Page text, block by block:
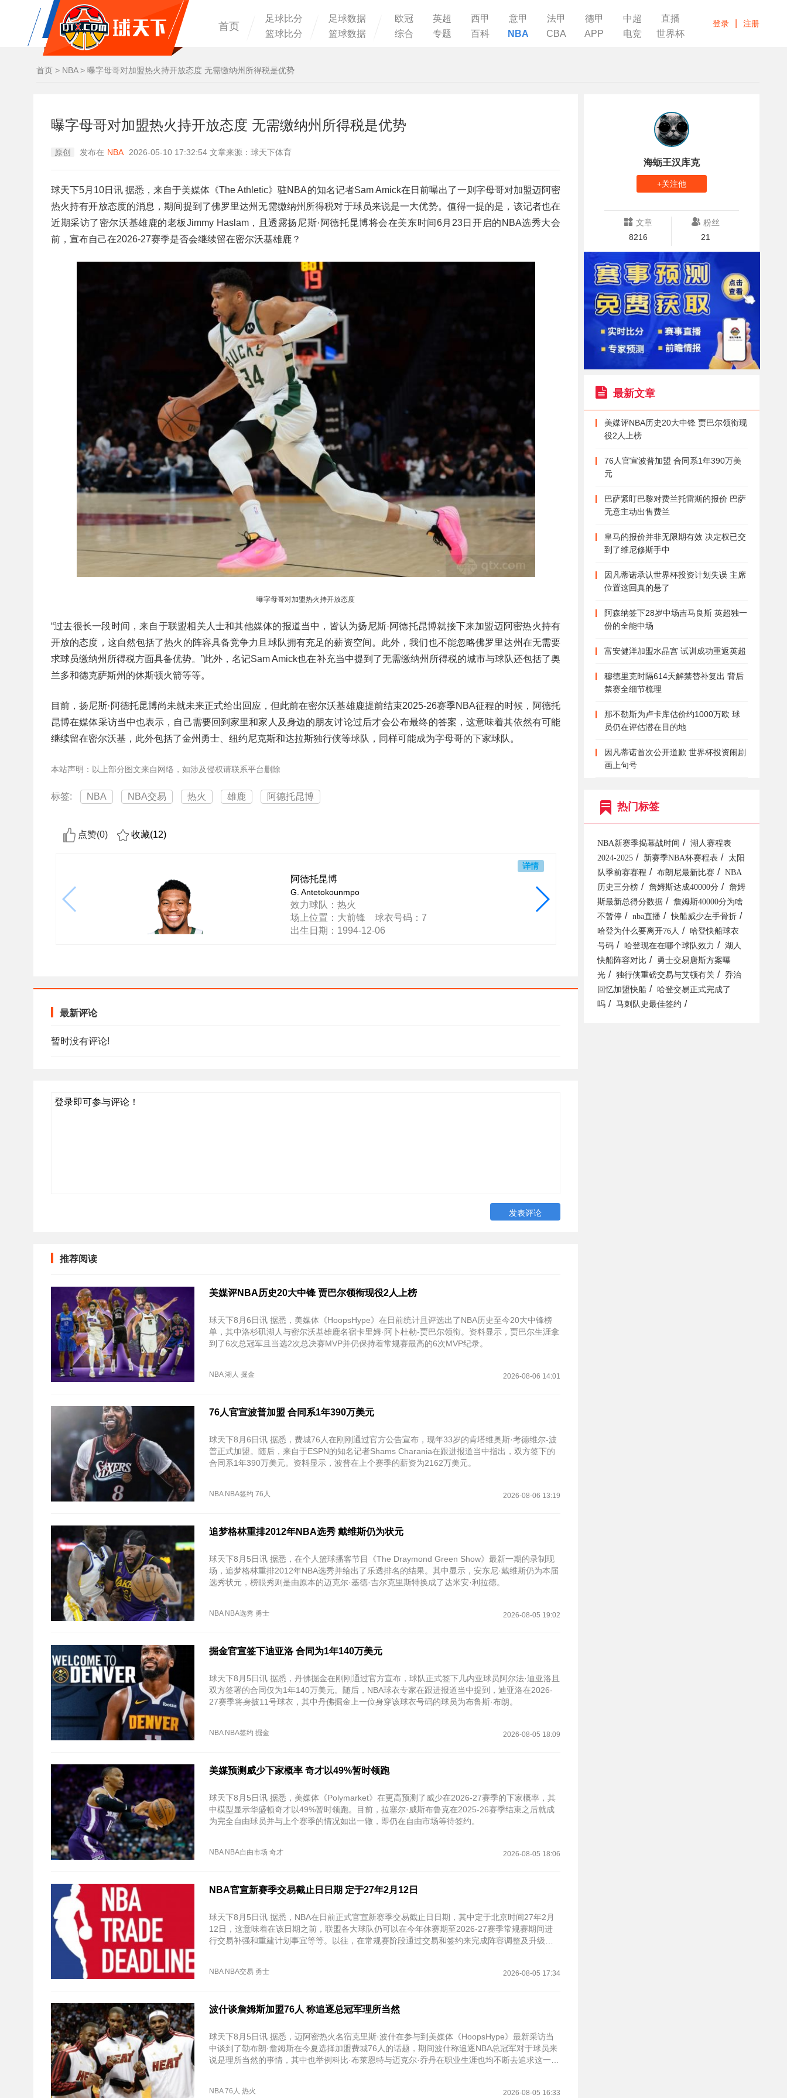
首页
足球比分
篮球比分
足球数据
篮球数据
欧冠 英超 西甲 意甲 法甲 德甲 中超
直播
综合
专题 百科 NBA CBA APP 电竞 世界杯
登录 注册
首页 > NBA> 曝字母哥对加盟热火持开放态度 无需缴纳州所得税是优势
曝字母哥对加盟热火持开放态度 无需缴纳州所得税是优势
原创 发布在 NBA 2026-05-10 17:32:54 文章来源：球天下体育
球天下5月10日讯 据悉，来自于美媒体《The Athletic》驻NBA的知名记者Sam Amick在日前曝出了一则字母哥对加盟迈阿密
热火持有开放态度的消息，期间提到了佛罗里达州无需缴纳州所得税对于球员来说是一大优势。值得一提的是，该记者也在
近期采访了密尔沃基雄鹿的老板Jimmy Haslam，且透露扬尼斯·阿德托昆博将会在美东时间6月23日开启的NBA选秀大会
前，宣布自己在2026-27赛季是否会继续留在密尔沃基雄鹿？
曝字母哥对加盟热火持开放态度
“过去很长一段时间，来自于联盟相关人士和其他媒体的报道当中，皆认为扬尼斯·阿德托昆博就接下来加盟迈阿密热火持有
开放的态度，这自然包括了热火的阵容具备竞争力且球队拥有充足的薪资空间。此外，我们也不能忽略佛罗里达州在无需要
求球员缴纳州所得税方面具备优势。”此外，名记Sam Amick也在补充当中提到了无需缴纳州所得税的城市与球队还包括了奥
兰多和德克萨斯州的休斯顿火箭等等。
目前，扬尼斯·阿德托昆博尚未就未来正式给出回应，但此前在密尔沃基雄鹿提前结束2025-26赛季NBA征程的时候，阿德托
昆博在媒体采访当中也表示，自己需要回到家里和家人及身边的朋友讨论过后才会公布最终的答案，这意味着其依然有可能
继续留在密尔沃基，此外包括了金州勇士、纽约尼克斯和达拉斯独行侠等球队，同样可能成为字母哥的下家球队。
本站声明：以上部分图文来自网络，如涉及侵权请联系平台删除
标签: NBA NBA交易 热火 雄鹿 阿德托昆博
点赞(0) 收藏(12)
详情
阿德托昆博
G. Antetokounmpo
效力球队：热火
场上位置：大前锋 球衣号码：7
出生日期：1994-12-06
最新评论
暂时没有评论!
登录即可参与评论！
推荐阅读
美媒评NBA历史20大中锋 贾巴尔领衔现役2人上榜
球天下8月6日讯 据悉，美媒体《HoopsHype》在日前统计且评选出了NBA历史至今20大中锋榜
单，其中洛杉矶湖人与密尔沃基雄鹿名宿卡里姆·阿卜杜勒-贾巴尔领衔。资料显示，贾巴尔生涯拿
到了6次总冠军且当选2次总决赛MVP并仍保持着常规赛最高的6次MVP纪录。
NBA 湖人 掘金 2026-08-06 14:01
76人官宣波普加盟 合同系1年390万美元
球天下8月6日讯 据悉，费城76人在刚刚通过官方公告宣布，现年33岁的肯塔维奥斯·考德维尔-波
普正式加盟。随后，来自于ESPN的知名记者Shams Charania在跟进报道当中指出，双方签下的
合同系1年390万美元。资料显示，波普在上个赛季的薪资为2162万美元。
NBA NBA签约 76人 2026-08-06 13:19
追梦格林重排2012年NBA选秀 戴维斯仍为状元
球天下8月5日讯 据悉，在个人篮球播客节目《The Draymond Green Show》最新一期的录制现
场，追梦格林重排2012年NBA选秀并给出了乐透排名的结果。其中显示，安东尼·戴维斯仍为本届
选秀状元，榜眼秀则是由原本的迈克尔·基德·吉尔克里斯特换成了达米安·利拉德。
NBA NBA选秀 勇士 2026-08-05 19:02
掘金官宣签下迪亚洛 合同为1年140万美元
球天下8月5日讯 据悉，丹佛掘金在刚刚通过官方宣布，球队正式签下几内亚球员阿尔法·迪亚洛且
双方签署的合同仅为1年140万美元。随后，NBA球衣专家在跟进报道当中提到，迪亚洛在2026-
27赛季将身披11号球衣，其中丹佛掘金上一位身穿该球衣号码的球员为布鲁斯·布朗。
NBA NBA签约 掘金 2026-08-05 18:09
美媒预测威少下家概率 奇才以49%暂时领跑
球天下8月5日讯 据悉，美媒体《Polymarket》在更高预测了威少在2026-27赛季的下家概率，其
中模型显示华盛顿奇才以49%暂时领跑。目前，拉塞尔·威斯布鲁克在2025-26赛季结束之后就成
为完全自由球员并与上个赛季的情况如出一辙，即仍在自由市场等待签约。
NBA NBA自由市场 奇才 2026-08-05 18:06
NBA官宣新赛季交易截止日日期 定于27年2月12日
球天下8月5日讯 据悉，NBA在日前正式官宣新赛季交易截止日日期，其中定于北京时间27年2月
12日，这意味着在该日期之前，联盟各大球队仍可以在今年休赛期至2026-27赛季常规赛期间进
行交易补强和重建计划事宜等等。以往，在常规赛阶段通过交易和签约来完成阵容调整及升级是
NBA NBA交易 勇士 2026-08-05 17:34
波什谈詹姆斯加盟76人 称追逐总冠军理所当然
球天下8月5日讯 据悉，迈阿密热火名宿克里斯·波什在参与到美媒体《HoopsHype》最新采访当
中谈到了勒布朗·詹姆斯在今夏选择加盟费城76人的话题，期间波什称追逐NBA总冠军对于球员来
说是理所当然的事情，其中也举例科比·布莱恩特与迈克尔·乔丹在职业生涯也均不断去追求这一荣
NBA 76人 热火 2026-08-05 16:33
海蛎王汉库克
+关注他
文章
8216
粉丝
21
最新文章
美媒评NBA历史20大中锋 贾巴尔领衔现
役2人上榜
76人官宣波普加盟 合同系1年390万美
元
巴萨紧盯巴黎对费兰托雷斯的报价 巴萨
无意主动出售费兰
皇马的报价并非无限期有效 决定权已交
到了维尼修斯手中
因凡蒂诺承认世界杯投资计划失误 主席
位置这回真的悬了
阿森纳签下28岁中场吉马良斯 英超独一
份的全能中场
富安健洋加盟水晶宫 试训成功重返英超
穆德里克时隔614天解禁替补复出 背后
禁赛全细节梳理
那不勒斯为卢卡库估价约1000万欧 球
员仍在评估潜在目的地
因凡蒂诺首次公开道歉 世界杯投资闹剧
画上句号
热门标签
NBA新赛季揭幕战时间 /
湖人赛程表
2024-2025 / 新赛季NBA杯赛程表 /
太阳
队季前赛赛程 / 布朗尼最新比赛 /
NBA
历史三分榜 / 詹姆斯达成40000分 /
詹姆
斯最新总得分数据 /
詹姆斯40000分为啥
不暂停 / nba直播 / 快船威少左手骨折 /
哈登为什么要离开76人 /
哈登快船球衣
号码 / 哈登现在在哪个球队效力 /
湖人
快船阵容对比 /
勇士交易唐斯方案曝
光 / 独行侠重磅交易与艾顿有关 /
乔治
回忆加盟快船 /
哈登交易正式完成了
吗 / 马刺队史最佳签约 /